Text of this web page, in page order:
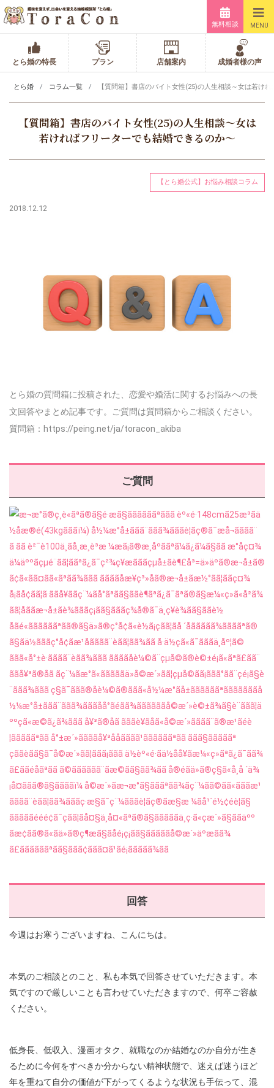
無料相談 MENU
とら婚の特長 プラン 店舗案内 成婚者様の声
とら婚 コラム一覧 【質問箱】書店のバイト女性(25)の人生相談～女は若け
【質問箱】書店のバイト女性(25)の人生相談～女は
若ければフリーターでも結婚できるのか～
【とら婚公式】お悩み相談コラム
2018.12.12
とら婚の質問箱に投稿された、恋愛や婚活に関するお悩みへの長
文回答やまとめ記事です。ご質問は質問箱からご相談ください。
質問箱：https://peing.net/ja/toracon_akiba
ご質問
回答
今週はお寒うございますね、こんにちは。
本気のご相談とのこと、私も本気で回答させていただきます。本
気ですので厳しいことも言わせていただきますので、何卒ご容赦
ください。
低身長、低収入、漫画オタク、就職なのか結婚なのか自分が生き
るために今何をすべきか分からない精神状態で、迷えば迷うほど
年を重ねて自分の価値が下がってくるような状況も手伝って、混